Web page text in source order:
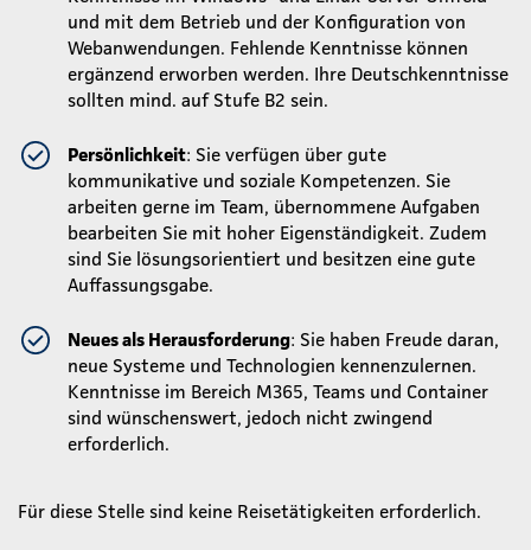
und mit dem Betrieb und der Konfiguration von
Webanwendungen. Fehlende Kenntnisse können
ergänzend erworben werden. Ihre Deutschkenntnisse
sollten mind. auf Stufe B2 sein.
Persönlichkeit: Sie verfügen über gute
kommunikative und soziale Kompetenzen. Sie
arbeiten gerne im Team, übernommene Aufgaben
bearbeiten Sie mit hoher Eigenständigkeit. Zudem
sind Sie lösungsorientiert und besitzen eine gute
Auffassungsgabe.
Neues als Herausforderung: Sie haben Freude daran,
neue Systeme und Technologien kennenzulernen.
Kenntnisse im Bereich M365, Teams und Container
sind wünschenswert, jedoch nicht zwingend
erforderlich.
Für diese Stelle sind keine Reisetätigkeiten erforderlich.